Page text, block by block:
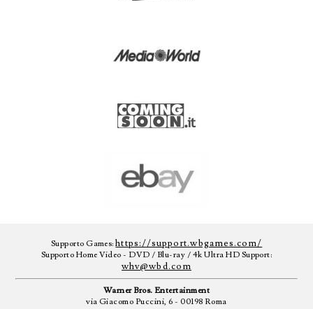
Supporto Games:https://support.wbgames.com/
Supporto Home Video - DVD / Blu-ray / 4k Ultra HD Support:
whv@wbd.com
Warner Bros. Entertainment
via Giacomo Puccini, 6 - 00198 Roma